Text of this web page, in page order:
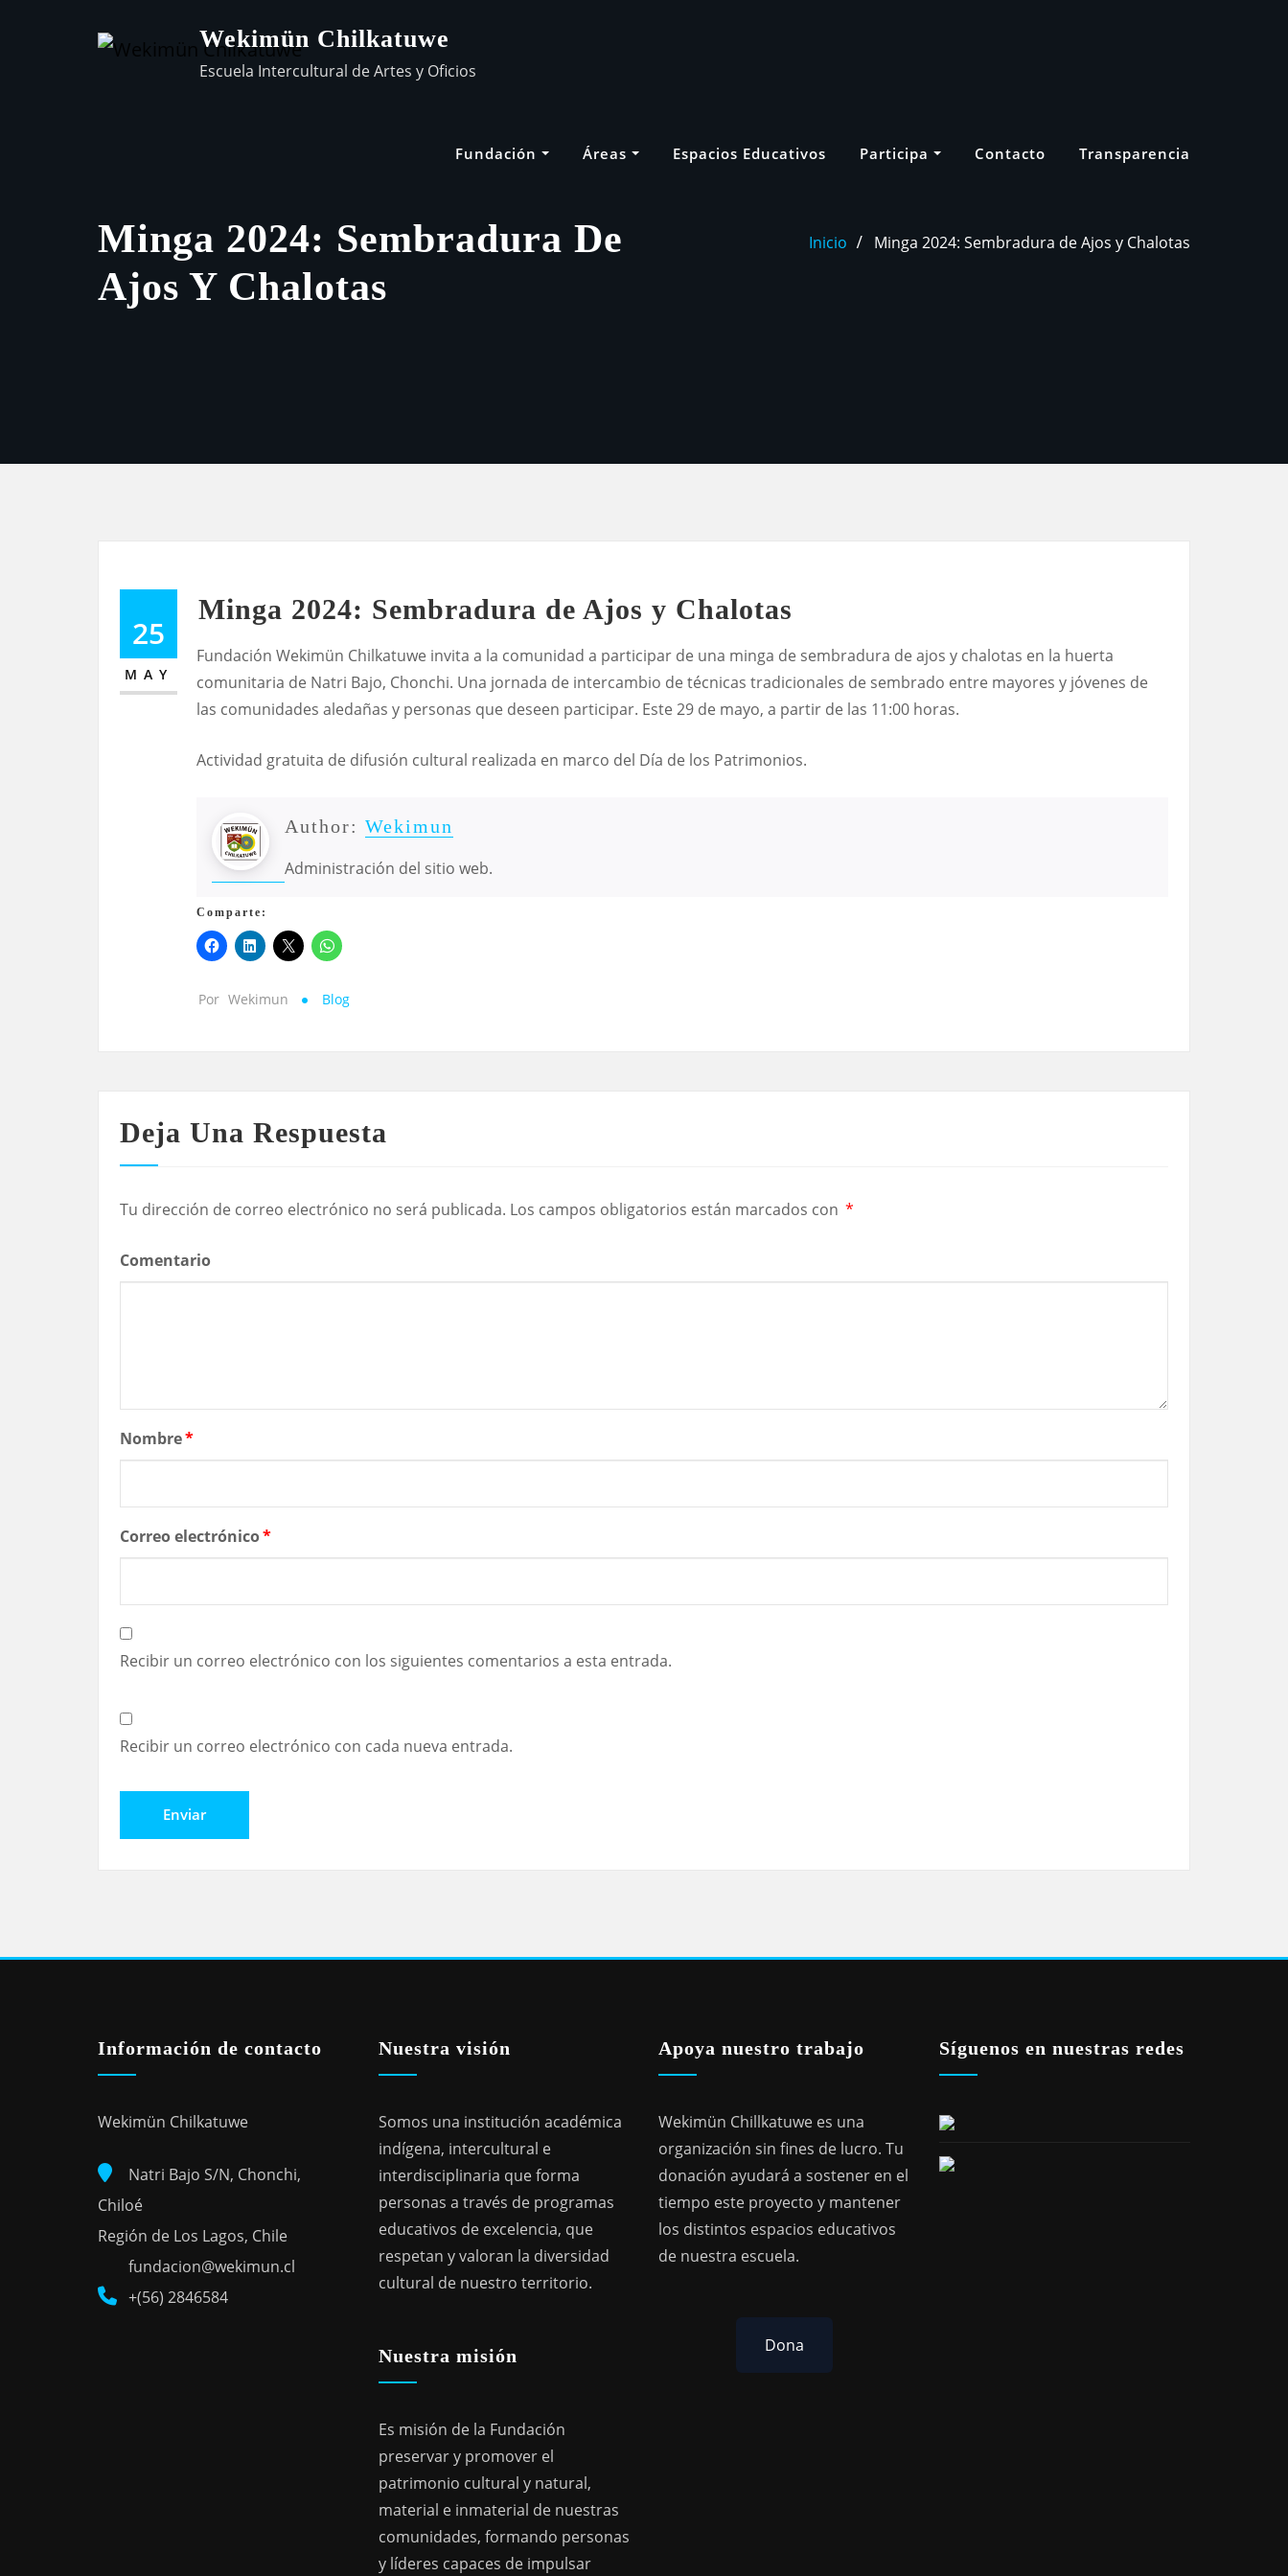
Wekimün Chilkatuwe
Escuela Intercultural de Artes y Oficios
Fundación Áreas Espacios Educativos Participa Contacto Transparencia
Minga 2024: Sembradura De
Ajos Y Chalotas
Inicio Minga 2024: Sembradura de Ajos y Chalotas
25
MAY
Minga 2024: Sembradura de Ajos y Chalotas
Fundación Wekimün Chilkatuwe invita a la comunidad a participar de una minga de sembradura de ajos y chalotas en la huerta
comunitaria de Natri Bajo, Chonchi. Una jornada de intercambio de técnicas tradicionales de sembrado entre mayores y jóvenes de
las comunidades aledañas y personas que deseen participar. Este 29 de mayo, a partir de las 11:00 horas.
Actividad gratuita de difusión cultural realizada en marco del Día de los Patrimonios.
Author: Wekimun
Administración del sitio web.
Comparte:
Por Wekimun Blog
Deja Una Respuesta
Tu dirección de correo electrónico no será publicada. Los campos obligatorios están marcados con *
Comentario
Nombre*
Correo electrónico*
Recibir un correo electrónico con los siguientes comentarios a esta entrada.
Recibir un correo electrónico con cada nueva entrada.
Información de contacto
Wekimün Chilkatuwe
Natri Bajo S/N, Chonchi,
Chiloé
Región de Los Lagos, Chile
fundacion@wekimun.cl
+(56) 2846584
Nuestra visión
Somos una institución académica
indígena, intercultural e
interdisciplinaria que forma
personas a través de programas
educativos de excelencia, que
respetan y valoran la diversidad
cultural de nuestro territorio.
Nuestra misión
Es misión de la Fundación
preservar y promover el
patrimonio cultural y natural,
material e inmaterial de nuestras
comunidades, formando personas
y líderes capaces de impulsar
Apoya nuestro trabajo
Wekimün Chillkatuwe es una
organización sin fines de lucro. Tu
donación ayudará a sostener en el
tiempo este proyecto y mantener
los distintos espacios educativos
de nuestra escuela.
Dona
Síguenos en nuestras redes